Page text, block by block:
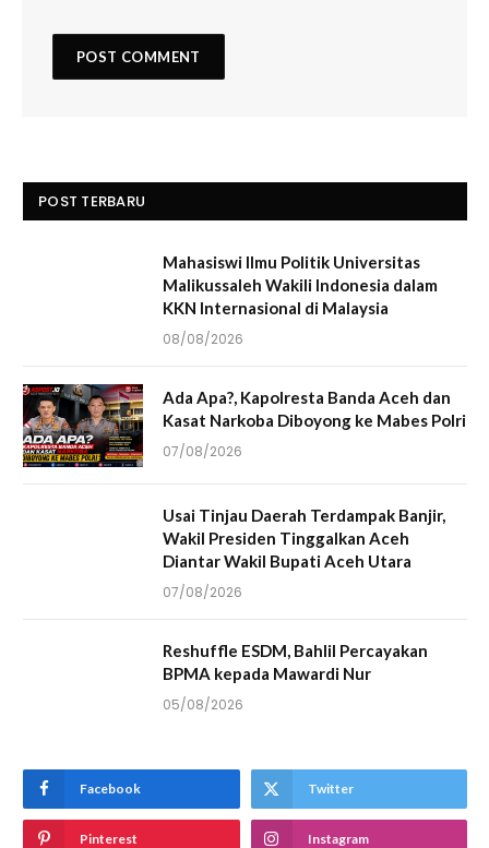
POST TERBARU
Mahasiswi Ilmu Politik Universitas
Malikussaleh Wakili Indonesia dalam
KKN Internasional di Malaysia
08/08/2026
Ada Apa?, Kapolresta Banda Aceh dan
Kasat Narkoba Diboyong ke Mabes Polri
07/08/2026
Usai Tinjau Daerah Terdampak Banjir,
Wakil Presiden Tinggalkan Aceh
Diantar Wakil Bupati Aceh Utara
07/08/2026
Reshuffle ESDM, Bahlil Percayakan
BPMA kepada Mawardi Nur
05/08/2026
Facebook Twitter
Pinterest Instagram